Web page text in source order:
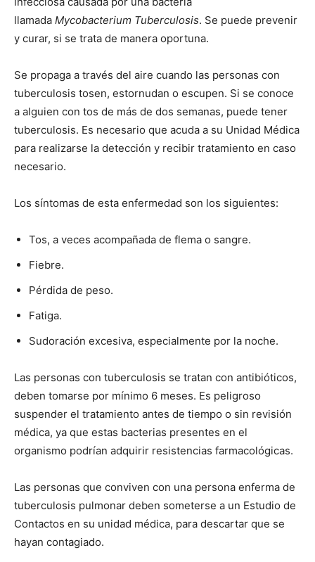
llamada Mycobacterium Tuberculosis. Se puede prevenir
y curar, si se trata de manera oportuna.
Se propaga a través del aire cuando las personas con
tuberculosis tosen, estornudan o escupen. Si se conoce
a alguien con tos de más de dos semanas, puede tener
tuberculosis. Es necesario que acuda a su Unidad Médica
para realizarse la detección y recibir tratamiento en caso
necesario.
Los síntomas de esta enfermedad son los siguientes:
Tos, a veces acompañada de flema o sangre.
Fiebre.
Pérdida de peso.
Fatiga.
Sudoración excesiva, especialmente por la noche.
Las personas con tuberculosis se tratan con antibióticos,
deben tomarse por mínimo 6 meses. Es peligroso
suspender el tratamiento antes de tiempo o sin revisión
médica, ya que estas bacterias presentes en el
organismo podrían adquirir resistencias farmacológicas.
Las personas que conviven con una persona enferma de
tuberculosis pulmonar deben someterse a un Estudio de
Contactos en su unidad médica, para descartar que se
hayan contagiado.